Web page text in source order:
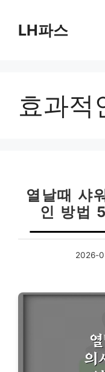
LH파스
효과적
열날때 샤
인 방법
2026-